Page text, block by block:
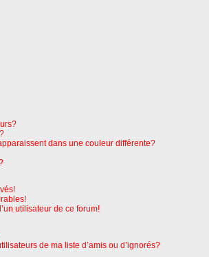
dans une couleur différente?
utilisateur de ce forum!
de ma liste d’amis ou d’ignorés?